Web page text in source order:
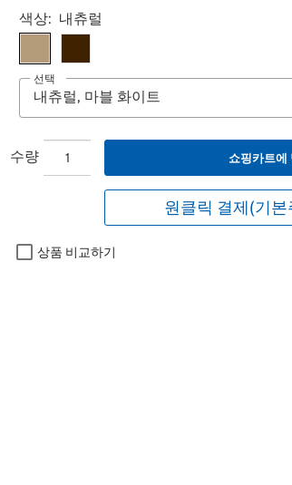
Select product
색상: 내츄럴
선택
수량 쇼핑카트에
원클릭 결제(기
상품 비교하기